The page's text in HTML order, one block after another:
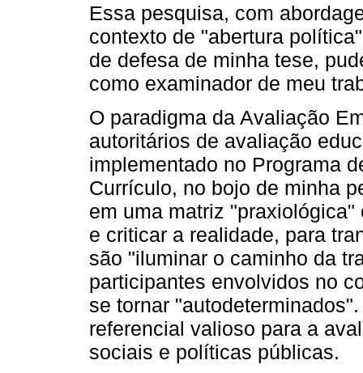
Essa pesquisa, com
contexto de "abertura
de defesa de minha tese,
como examinador de meu
O paradigma da Avaliação
autoritários de avaliação
implementado no Programa
Currículo, no bojo de minha
em uma matriz
e criticar a realidade, para
são "iluminar o caminho da
participantes envolvidos no
se tornar
referencial valioso para a
sociais e políticas públicas.